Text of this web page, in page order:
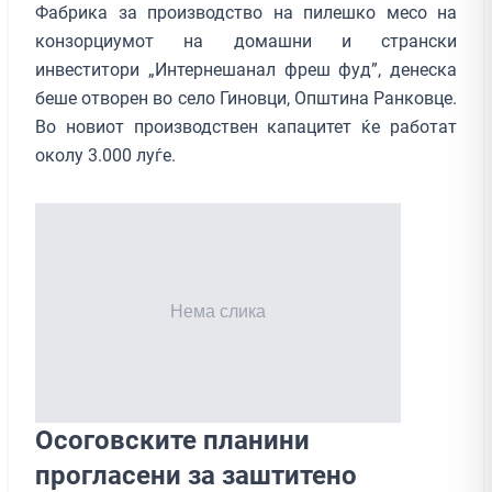
Фабрика за производство на пилешко месо на
конзорциумот на домашни и странски
инвеститори „Интернешанал фреш фуд”, денеска
беше отворен во село Гиновци, Oпштина Ранковце.
Во новиот производствен капацитет ќе работат
околу 3.000 луѓе.
Осоговските планини
прогласени за заштитено